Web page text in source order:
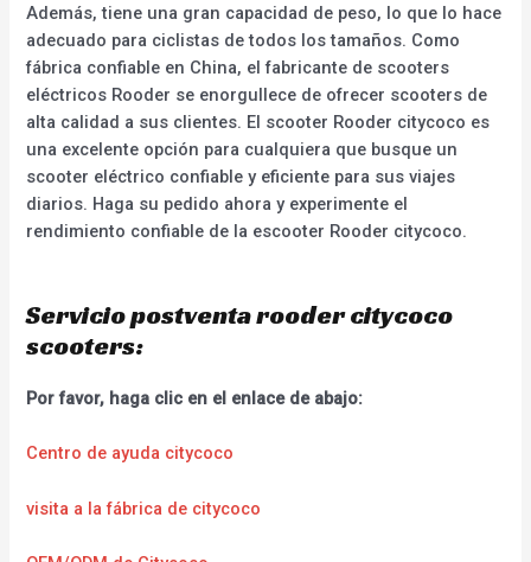
Además, tiene una gran capacidad de peso, lo que lo hace
adecuado para ciclistas de todos los tamaños. Como
fábrica confiable en China, el fabricante de scooters
eléctricos Rooder se enorgullece de ofrecer scooters de
alta calidad a sus clientes. El scooter Rooder citycoco es
una excelente opción para cualquiera que busque un
scooter eléctrico confiable y eficiente para sus viajes
diarios. Haga su pedido ahora y experimente el
rendimiento confiable de la escooter Rooder citycoco.
Servicio postventa rooder citycoco
scooters:
Por favor, haga clic en el enlace de abajo:
Centro de ayuda citycoco
visita a la fábrica de citycoco